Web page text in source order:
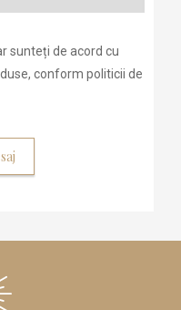
sunteți de acord cu
conform politicii de